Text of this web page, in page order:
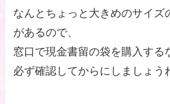
なんとちょっと大きめのサイズ
があるので、
窓口で現金書留の袋を購入する
必ず確認してからにしましょう